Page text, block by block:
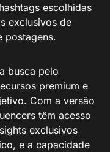
escolhidas
exclusivos de
postagens.
busca pelo
premium e
Com a versão
têm acesso
exclusivos
e a capacidade